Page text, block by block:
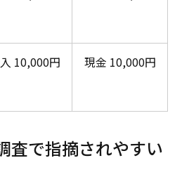
10,000円 現金 10,000円
査で指摘されやすい